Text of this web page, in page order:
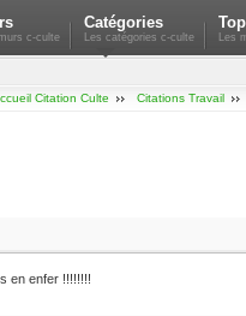
c-culte
Catégories
Les catégories c-culte Les
Citation Culte Citations Travail
en enfer !!!!!!!!